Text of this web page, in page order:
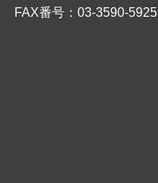
FAX番号：03-3590-5925